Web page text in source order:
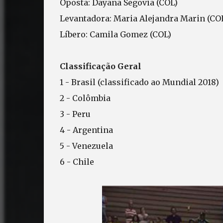
Oposta: Dayana Segovia (COL)
Levantadora: Maria Alejandra Marin
Líbero: Camila Gomez (COL)
Classificação Geral
1 - Brasil (classificado ao Mundial 2018)
2 - Colômbia
3 - Peru
4 - Argentina
5 - Venezuela
6 - Chile